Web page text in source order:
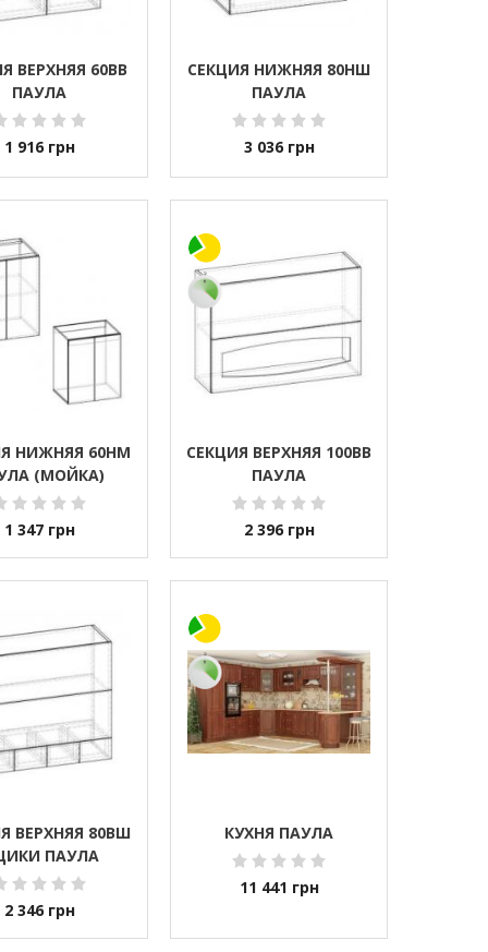
ВЕРХНЯЯ 60ВВ
ПАУЛА
1 916 грн
СЕКЦИЯ НИЖНЯЯ 80НШ
ПАУЛА
3 036 грн
НИЖНЯЯ 60НМ
(МОЙКА)
1 347 грн
СЕКЦИЯ ВЕРХНЯЯ 100ВВ
ПАУЛА
2 396 грн
ВЕРХНЯЯ 80ВШ
ПАУЛА
2 346 грн
КУХНЯ ПАУЛА
11 441 грн